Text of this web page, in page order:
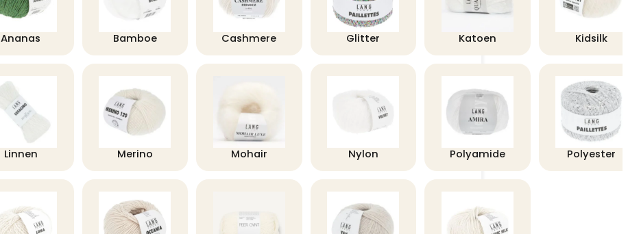
Ananas Bamboe Cashmere Glitter Katoen Kidsilk
Linnen Merino Mohair Nylon Polyamide Polyester